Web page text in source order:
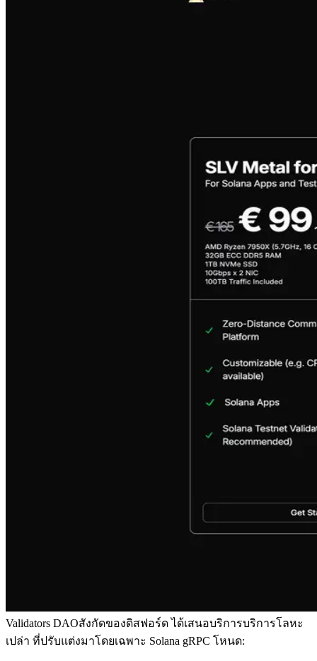
Validators DAOสังกัดของดิสฟอร์ด ได้เสนอบริการบริการโลหะ
เปล่า ที่ปรับแต่งมาโดยเฉพาะ Solana gRPC โหนด: